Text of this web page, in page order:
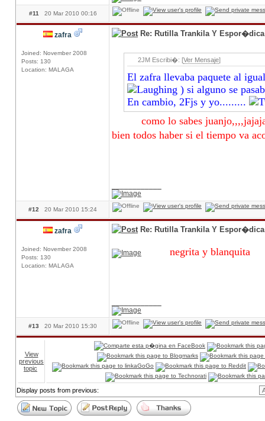
#11 20 Mar 2010 00:16
zafra
Joined: November 2008
Posts: 130
Location: MALAGA
Re: Rutilla Trankila Y
2JM Escribi�: [Ver Mensaje]
El zafra llevaba paquete al
) si alguno se
En cambio, 2Fjs y yo.........
como lo sabes juanjo,,,,jajajaj
bien todos haber si el tiempo
#12 20 Mar 2010 15:24
zafra
Joined: November 2008
Posts: 130
Location: MALAGA
Re: Rutilla Trankila Y
negrita y
#13 20 Mar 2010 15:30
View
previous
topic
Display posts from previous: